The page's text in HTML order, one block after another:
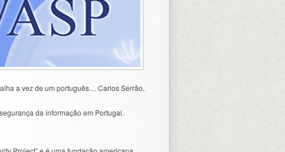
a vez de um português… Carlos Serrão,
da informação em Portugal.